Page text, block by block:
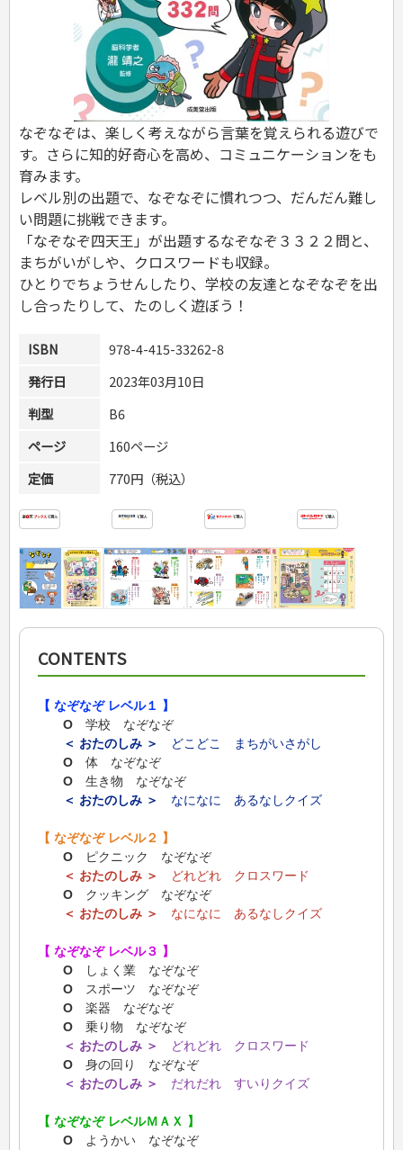
電気・危険物
調理師
スキル・キャリアアップ
危険物取扱者
消防設備士
登録販売者
その他資格試験
なぞなぞは、楽しく考えながら言葉を覚えられる遊びで
す。さらに知的好奇心を高め、コミュニケーションをも
育みます。
レベル別の出題で、なぞなぞに慣れつつ、だんだん難し
い問題に挑戦できます。
「なぞなぞ四天王」が出題するなぞなぞ３３２２問と、
まちがいがしや、クロスワードも収録。
ひとりでちょうせんしたり、学校の友達となぞなぞを出
し合ったりして、たのしく遊ぼう！
ISBN
978-4-415-33262-8
発行日
2023年03月10日
判型
B6
ページ
160ページ
定価
770円（税込）
CONTENTS
【 なぞなぞ レベル１ 】
Ο 学校 なぞなぞ
＜ おたのしみ ＞
どこどこ まちがいさがし
Ο 体 なぞなぞ
Ο 生き物 なぞなぞ
＜ おたのしみ ＞
なになに あるなしクイズ
【 なぞなぞ レベル２ 】
Ο ピクニック なぞなぞ
＜ おたのしみ ＞
どれどれ クロスワード
Ο クッキング なぞなぞ
＜ おたのしみ ＞
なになに あるなしクイズ
【 なぞなぞ レベル３ 】
Ο しょく業 なぞなぞ
Ο スポーツ なぞなぞ
Ο 楽器 なぞなぞ
Ο 乗り物 なぞなぞ
＜ おたのしみ ＞
どれどれ クロスワード
Ο 身の回り なぞなぞ
＜ おたのしみ ＞
だれだれ すいりクイズ
【 なぞなぞ レベルＭＡＸ 】
Ο ようかい なぞなぞ